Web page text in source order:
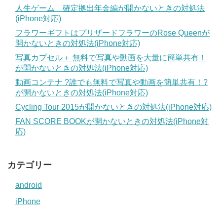
人生ゲーム 確定拠出年金編が開かないときの対処法
(iPhone対応)
フラワーギフトはプリザードフラワーのRose Queenが
開かないときの対処法(iPhone対応)
写真カプセル＋ 無料で写真や動画を大量に簡単共有！
が開かないときの対処法(iPhone対応)
動画コンテナ ?誰でも無料で写真や動画を簡単共有！?
が開かないときの対処法(iPhone対応)
Cycling Tour 2015が開かないときの対処法(iPhone対応)
FAN SCORE BOOKが開かないときの対処法(iPhone対
応)
カテゴリー
android
iPhone